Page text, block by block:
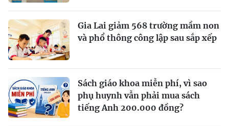
Gia Lai giảm 568 trường mầm non
và phổ thông công lập sau sắp xếp
Sách giáo khoa miễn phí, vì sao
phụ huynh vẫn phải mua sách
tiếng Anh 200.000 đồng?